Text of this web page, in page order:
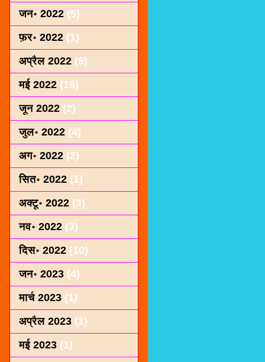
जन॰ 2022 (5)
फ़र॰ 2022 (1)
अप्रैल 2022 (5)
मई 2022 (16)
जून 2022 (2)
जुल॰ 2022 (4)
अग॰ 2022 (2)
सित॰ 2022 (1)
अक्टू॰ 2022 (3)
नव॰ 2022 (3)
दिस॰ 2022 (10)
जन॰ 2023 (4)
मार्च 2023 (1)
अप्रैल 2023 (1)
मई 2023 (1)